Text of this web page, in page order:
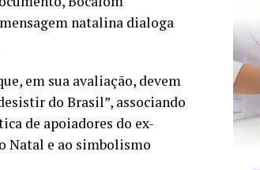
natalina dialoga
em sua avaliação, devem
do Brasil”, associando
de apoiadores do ex-
Natal e ao simbolismo